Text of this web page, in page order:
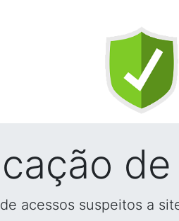
acessos suspeitos a